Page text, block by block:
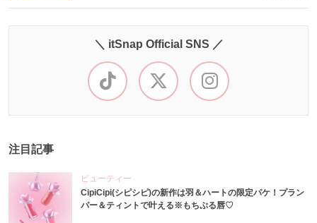
＼ itSnap Official SNS ／
注目記事
ビューティー
CipiCipi(シピシピ)の新作は羽＆ハートの限定パケ！プラン
パー＆ティントで叶える※もちぷる唇♡